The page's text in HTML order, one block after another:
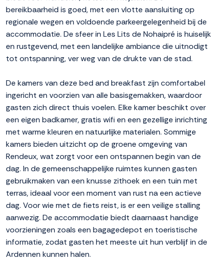
bereikbaarheid is goed, met een vlotte aansluiting op
regionale wegen en voldoende parkeergelegenheid bij de
accommodatie. De sfeer in Les Lits de Nohaipré is huiselijk
en rustgevend, met een landelijke ambiance die uitnodigt
tot ontspanning, ver weg van de drukte van de stad.
De kamers van deze bed and breakfast zijn comfortabel
ingericht en voorzien van alle basisgemakken, waardoor
gasten zich direct thuis voelen. Elke kamer beschikt over
een eigen badkamer, gratis wifi en een gezellige inrichting
met warme kleuren en natuurlijke materialen. Sommige
kamers bieden uitzicht op de groene omgeving van
Rendeux, wat zorgt voor een ontspannen begin van de
dag. In de gemeenschappelijke ruimtes kunnen gasten
gebruikmaken van een knusse zithoek en een tuin met
terras, ideaal voor een moment van rust na een actieve
dag. Voor wie met de fiets reist, is er een veilige stalling
aanwezig. De accommodatie biedt daarnaast handige
voorzieningen zoals een bagagedepot en toeristische
informatie, zodat gasten het meeste uit hun verblijf in de
Ardennen kunnen halen.